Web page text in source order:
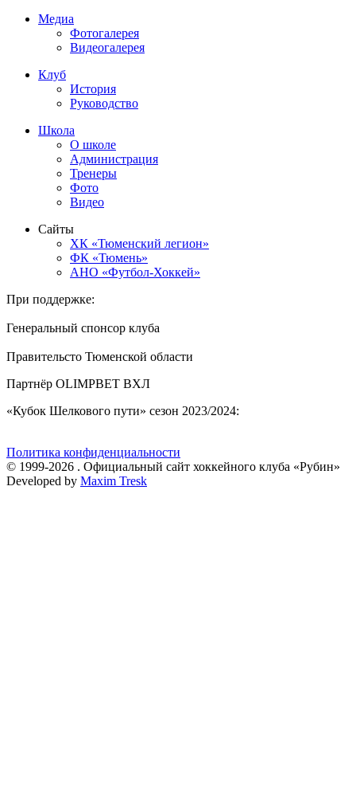
Медиа
Фотогалерея
Видеогалерея
Клуб
История
Руководство
Школа
О школе
Администрация
Тренеры
Фото
Видео
Сайты
ХК «Тюменский легион»
ФК «Тюмень»
АНО «Футбол-Хоккей»
При поддержке:
Генеральный спонсор клуба
Правительсто Тюменской области
Партнёр OLIMPBET ВХЛ
«Кубок Шелкового пути» сезон 2023/2024:
Политика конфиденциальности
© 1999-2026 . Официальный сайт хоккейного клуба «Рубин»
Developed by Maxim Tresk